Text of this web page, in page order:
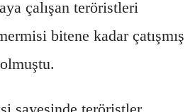
çalışan teröristleri
bitene kadar çatışmış